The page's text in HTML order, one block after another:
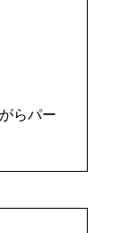
らパー